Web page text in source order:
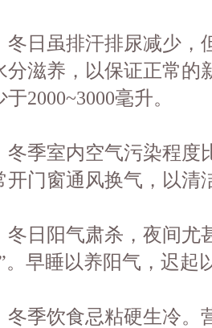
冬日虽排汗排尿减少，
分滋养，以保证正常的
2000~3000毫升。
冬季室内空气污染程度
开门窗通风换气，以清
冬日阳气肃杀，夜间尤
。早睡以养阳气，迟起
冬季饮食忌粘硬生冷。